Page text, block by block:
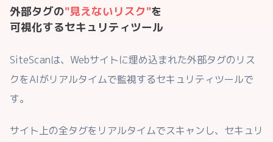
外部タグの"見えないリスク"を
可視化するセキュリティツール
SiteScanは、Webサイトに埋め込まれた外部タグのリス
クをAIがリアルタイムで監視するセキュリティツールで
す。
サイト上の全タグをリアルタイムでスキャンし、セキュリ